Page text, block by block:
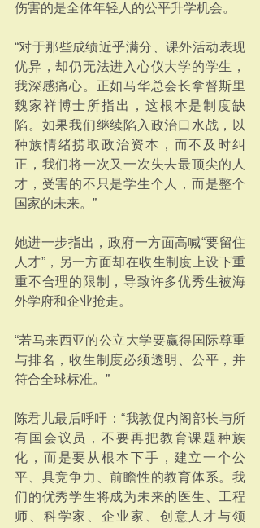
伤害的是全体年轻人的公平升学机会。
“对于那些成绩近乎满分、课外活动表现
优异，却仍无法进入心仪大学的学生，
我深感痛心。正如马华总会长拿督斯里
魏家祥博士所指出，这根本是制度缺
陷。如果我们继续陷入政治口水战，以
种族情绪捞取政治资本，而不及时纠
正，我们将一次又一次失去最顶尖的人
才，受害的不只是学生个人，而是整个
国家的未来。”
她进一步指出，政府一方面高喊“要留住
人才”，另一方面却在收生制度上设下重
重不合理的限制，导致许多优秀生被海
外学府和企业抢走。
“若马来西亚的公立大学要赢得国际尊重
与排名，收生制度必须透明、公平，并
符合全球标准。”
陈君儿最后呼吁：“我敦促内阁部长与所
有国会议员，不要再把教育课题种族
化，而是要从根本下手，建立一个公
平、具竞争力、前瞻性的教育体系。我
们的优秀学生将成为未来的医生、工程
师、科学家、企业家、创意人才与领